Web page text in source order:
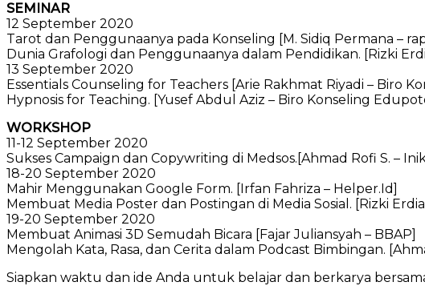
SEMINAR
12 September 2020
Tarot dan Penggunaanya pada Konseling [M. Sidiq Permana –
Dunia Grafologi dan Penggunaanya dalam Pendidikan. [Rizki
13 September 2020
Essentials Counseling for Teachers [Arie Rakhmat Riyadi – Biro
Hypnosis for Teaching. [Yusef Abdul Aziz – Biro Konseling
WORKSHOP
11-12 September 2020
Sukses Campaign dan Copywriting di Medsos.[Ahmad Rofi S. –
18-20 September 2020
Mahir Menggunakan Google Form. [Irfan Fahriza – Helper.Id]
Membuat Media Poster dan Postingan di Media Sosial. [Rizki
19-20 September 2020
Membuat Animasi 3D Semudah Bicara [Fajar Juliansyah – BBAP]
Mengolah Kata, Rasa, dan Cerita dalam Podcast Bimbingan.
Siapkan waktu dan ide Anda untuk belajar dan berkarya